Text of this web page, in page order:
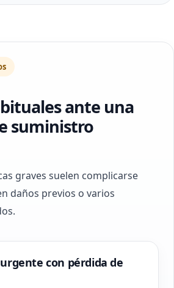
ante una
suministro
graves suelen complicarse
daños previos o varios
con pérdida de